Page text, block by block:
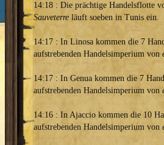
14:18 : Die prächtige Handelsflotte
Sauveterre läuft soeben in Tunis ein.
14:17 : In Linosa kommen die 7
aufstrebenden Handelsimperium von
14:17 : In Genua kommen die 7
aufstrebenden Handelsimperium von
14:16 : In Ajaccio kommen die 10
aufstrebenden Handelsimperium von